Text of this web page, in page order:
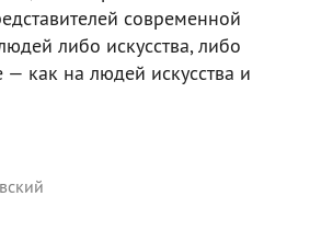
современной
либо искусства, либо
как на людей искусства и